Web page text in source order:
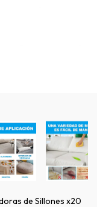
de Sillones x20